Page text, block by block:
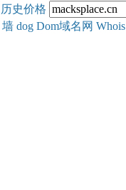
历史价格
墙 dog Dom域名网 Whois